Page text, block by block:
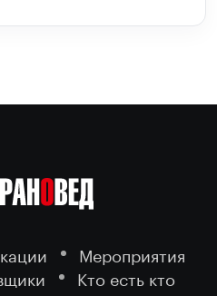
Мероприятия
Кто есть кто